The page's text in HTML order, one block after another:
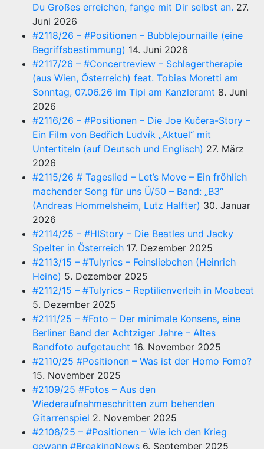
Du Großes erreichen, fange mit Dir selbst an. 27.
Juni 2026
#2118/26 – #Positionen – Bubblejournaille (eine
Begriffsbestimmung) 14. Juni 2026
#2117/26 – #Concertreview – Schlagertherapie
(aus Wien, Österreich) feat. Tobias Moretti am
Sonntag, 07.06.26 im Tipi am Kanzleramt 8. Juni
2026
#2116/26 – #Positionen – Die Joe Kučera-Story –
Ein Film von Bedřich Ludvík „Aktuel“ mit
Untertiteln (auf Deutsch und Englisch) 27. März
2026
#2115/26 # Tageslied – Let’s Move – Ein fröhlich
machender Song für uns Ü/50 – Band: „B3“
(Andreas Hommelsheim, Lutz Halfter) 30. Januar
2026
#2114/25 – #HIStory – Die Beatles und Jacky
Spelter in Österreich 17. Dezember 2025
#2113/15 – #Tulyrics – Feinsliebchen (Heinrich
Heine) 5. Dezember 2025
#2112/15 – #Tulyrics – Reptilienverleih in Moabeat
5. Dezember 2025
#2111/25 – #Foto – Der minimale Konsens, eine
Berliner Band der Achtziger Jahre – Altes
Bandfoto aufgetaucht 16. November 2025
#2110/25 #Positionen – Was ist der Homo Fomo?
15. November 2025
#2109/25 #Fotos – Aus den
Wiederaufnahmeschritten zum behenden
Gitarrenspiel 2. November 2025
#2108/25 – #Positionen – Wie ich den Krieg
gewann #BreakingNews 6. September 2025